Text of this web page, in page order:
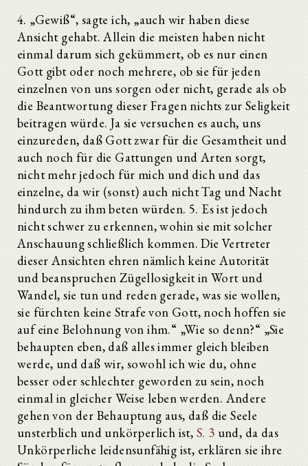
4. „Gewiß“, sagte ich, „auch wir haben diese
Ansicht gehabt. Allein die meisten haben nicht
einmal darum sich gekümmert, ob es nur einen
Gott gibt oder noch mehrere, ob sie für jeden
einzelnen von uns sorgen oder nicht, gerade als ob
die Beantwortung dieser Fragen nichts zur Seligkeit
beitragen würde. Ja sie versuchen es auch, uns
einzureden, daß Gott zwar für die Gesamtheit und
auch noch für die Gattungen und Arten sorgt,
nicht mehr jedoch für mich und dich und das
einzelne, da wir (sonst) auch nicht Tag und Nacht
hindurch zu ihm beten würden. 5. Es ist jedoch
nicht schwer zu erkennen, wohin sie mit solcher
Anschauung schließlich kommen. Die Vertreter
dieser Ansichten ehren nämlich keine Autorität
und beanspruchen Zügellosigkeit in Wort und
Wandel, sie tun und reden gerade, was sie wollen,
sie fürchten keine Strafe von Gott, noch hoffen sie
auf eine Belohnung von ihm.“ „Wie so denn?“ „Sie
behaupten eben, daß alles immer gleich bleiben
werde, und daß wir, sowohl ich wie du, ohne
besser oder schlechter geworden zu sein, noch
einmal in gleicher Weise leben werden. Andere
gehen von der Behauptung aus, daß die Seele
unsterblich und unkörperlich ist, S. 3 und, da das
Unkörperliche leidensunfähig ist, erklären sie ihre